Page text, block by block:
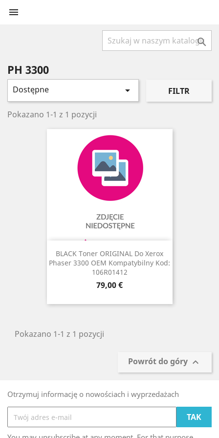


PH 3300
Dostępne  FILTR
Pokazano 1-1 z 1 pozycji
BLACK Toner ORIGINAL Do Xerox
Phaser 3300 OEM Kompatybilny Kod:
106R01412
Cena
79,00 €
Pokazano 1-1 z 1 pozycji
Powrót do góry 
Otrzymuj informację o nowościach i wyprzedażach